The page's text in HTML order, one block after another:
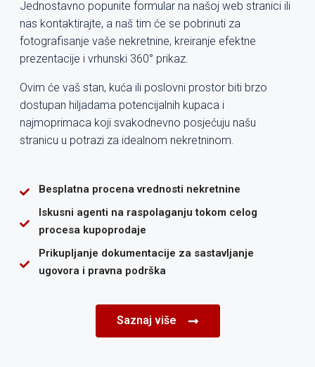
Jednostavno popunite formular na našoj web stranici ili
nas kontaktirajte, a naš tim će se pobrinuti za
fotografisanje vaše nekretnine, kreiranje efektne
prezentacije i vrhunski 360° prikaz.
Ovim će vaš stan, kuća ili poslovni prostor biti brzo
dostupan hiljadama potencijalnih kupaca i
najmoprimaca koji svakodnevno posjećuju našu
stranicu u potrazi za idealnom nekretninom.
Besplatna procena vrednosti nekretnine
Iskusni agenti na raspolaganju tokom celog
procesa kupoprodaje
Prikupljanje dokumentacije za sastavljanje
ugovora i pravna podrška
Saznaj više